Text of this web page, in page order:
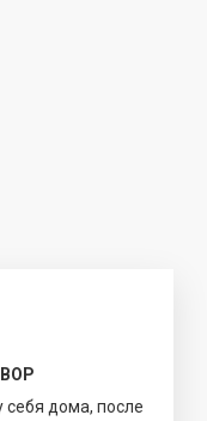
дома, после